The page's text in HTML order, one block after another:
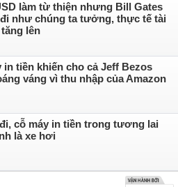
làm từ thiện nhưng Bill Gates
như chúng ta tưởng, thực tế tài
lên
in tiền khiến cho cả Jeff Bezos
váng vì thu nhập của Amazon
cỗ máy in tiền trong tương lai
là xe hơi